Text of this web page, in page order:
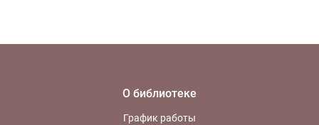
О библиотеке
График работы